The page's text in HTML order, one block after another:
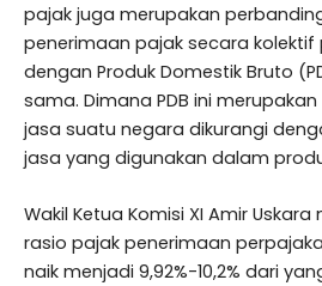
pajak juga merupakan
penerimaan pajak secara
dengan Produk Domestik Bruto
sama. Dimana PDB ini
jasa suatu negara dikurangi
jasa yang digunakan dalam
Wakil Ketua Komisi XI Amir
rasio pajak penerimaan
naik menjadi 9,92%-10,2% dari